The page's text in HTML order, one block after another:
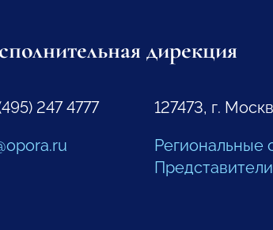
дирекция
247 4777
127473, г.
Региональные